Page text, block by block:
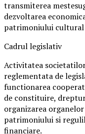
transmiterea
dezvoltarea
patrimoniului cultural
Cadrul legislativ
Activitatea
reglementata de
functionarea
de constituire,
organizarea
patrimoniului si
financiare.